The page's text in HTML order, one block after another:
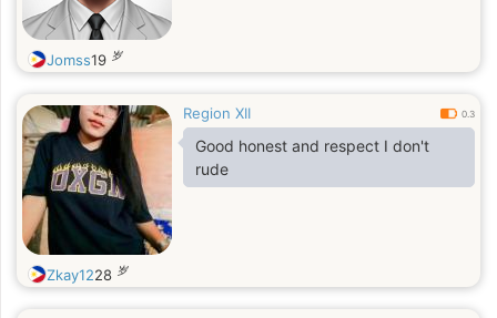
Jomss19 岁
Region XII 0.3
Good honest and respect I don't
rude
Zkay1228 岁